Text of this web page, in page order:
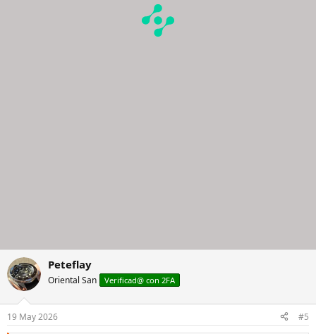
Peteflay
Oriental San Verificad@ con 2FA
19 May 2026 #5